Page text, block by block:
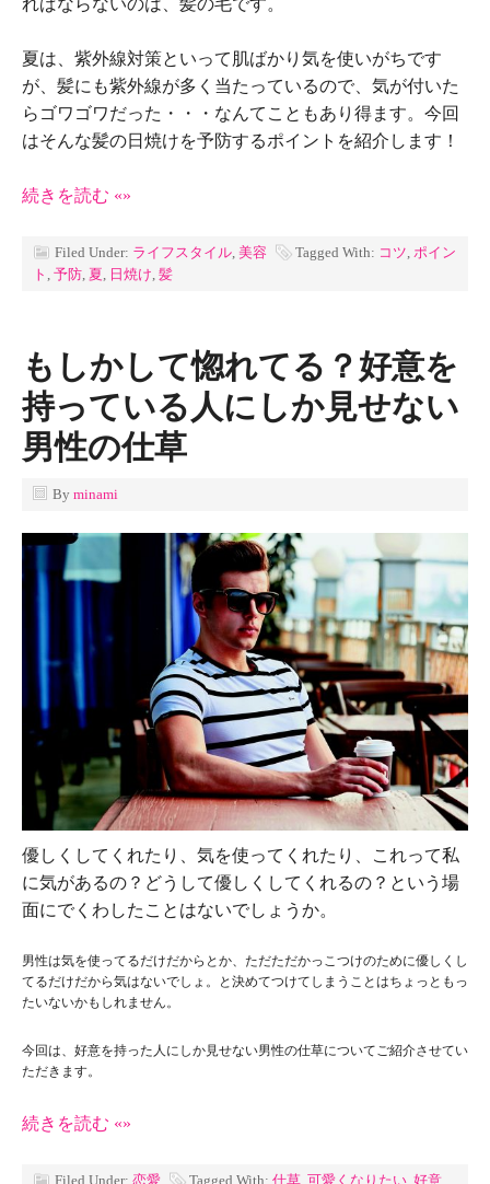
ればならないのは、髪の毛です。
夏は、紫外線対策といって肌ばかり気を使いがちです
が、髪にも紫外線が多く当たっているので、気が付いた
らゴワゴワだった・・・なんてこともあり得ます。今回
はそんな髪の日焼けを予防するポイントを紹介します！
続きを読む «»
Filed Under: ライフスタイル, 美容 Tagged With: コツ, ポイン
ト , 予防, 夏, 日焼け, 髪
もしかして惚れてる？好意を
持っている人にしか見せない
男性の仕草
By minami
優しくしてくれたり、気を使ってくれたり、これって私
に気があるの？どうして優しくしてくれるの？という場
面にでくわしたことはないでしょうか。
男性は気を使ってるだけだからとか、ただただかっこつけのために優しくし
てるだけだから気はないでしょ。と決めてつけてしまうことはちょっともっ
たいないかもしれません。
今回は、好意を持った人にしか見せない男性の仕草についてご紹介させてい
ただきます。
続きを読む «»
Filed Under: 恋愛 Tagged With: 仕草 可愛くなりたい 好意